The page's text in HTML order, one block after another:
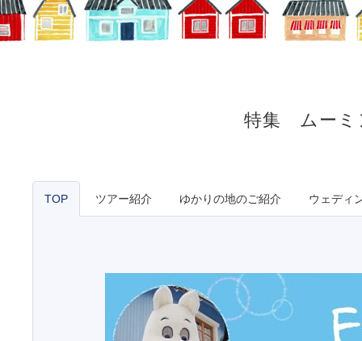
特集 ムーミ
TOP ツアー紹介 ゆかりの地のご紹介 ウェディ